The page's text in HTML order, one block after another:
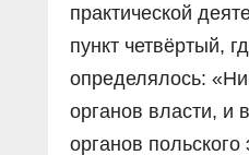
практической
пункт четвёртый,
определялось:
органов власти, и
органов польского